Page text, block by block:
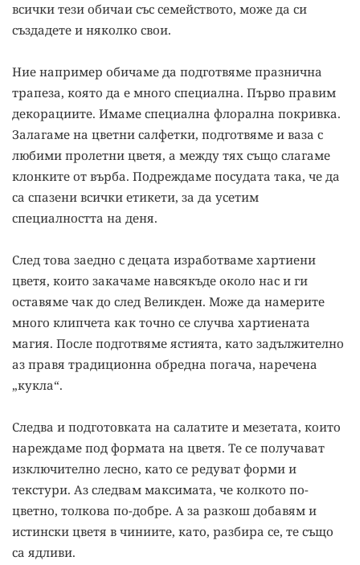
всички тези обичаи със семейството, може да си
създадете и няколко свои.
Ние например обичаме да подготвяме празнична
трапеза, която да е много специална. Първо правим
декорациите. Имаме специална флорална покривка.
Залагаме на цветни салфетки, подготвяме и ваза с
любими пролетни цветя, а между тях също слагаме
клонките от върба. Подреждаме посудата така, че да
са спазени всички етикети, за да усетим
специалността на деня.
След това заедно с децата изработваме хартиени
цветя, които закачаме навсякъде около нас и ги
оставяме чак до след Великден. Може да намерите
много клипчета как точно се случва хартиената
магия. После подготвяме ястията, като задължително
аз правя традиционна обредна погача, наречена
„кукла“.
Следва и подготовката на салатите и мезетата, които
нареждаме под формата на цветя. Те се получават
изключително лесно, като се редуват форми и
текстури. Аз следвам максимата, че колкото по-
цветно, толкова по-добре. А за разкош добавям и
истински цветя в чиниите, като, разбира се, те също
са ядливи.